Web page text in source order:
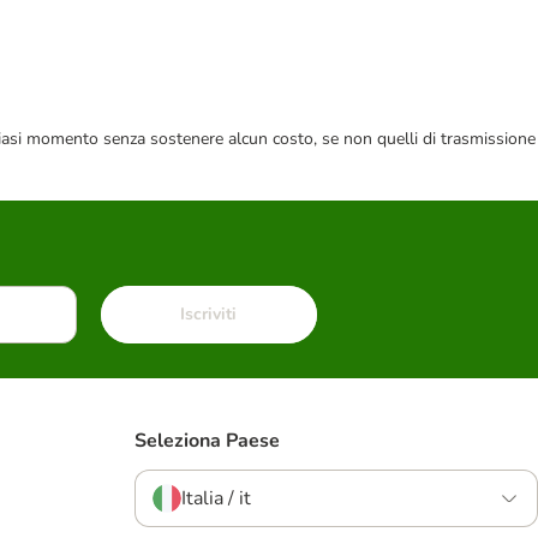
momento senza sostenere alcun costo, se non quelli di trasmissione
Iscriviti
Seleziona Paese
Italia / it